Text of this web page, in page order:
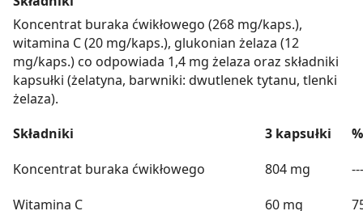
Koncentrat buraka ćwikłowego (268 mg/kaps.),
witamina C (20 mg/kaps.), glukonian żelaza (12
mg/kaps.) co odpowiada 1,4 mg żelaza oraz składniki
kapsułki (żelatyna, barwniki: dwutlenek tytanu, tlenki
żelaza).
Składniki
3 kapsułki
Koncentrat buraka ćwikłowego
804 mg
---
Witamina C
60 mg